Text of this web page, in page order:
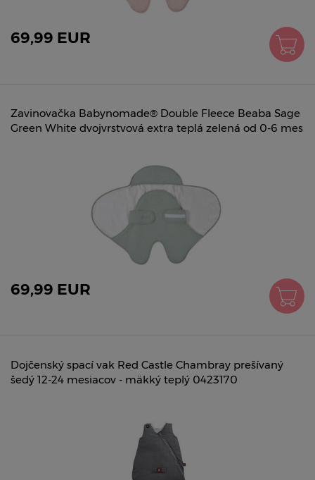
69,99 EUR
Zavinovačka Babynomade® Double Fleece Beaba Sage
Green White dvojvrstvová extra teplá zelená od 0-6 mes
69,99 EUR
Dojčenský spací vak Red Castle Chambray prešívaný
šedý 12-24 mesiacov - mäkký teplý 0423170